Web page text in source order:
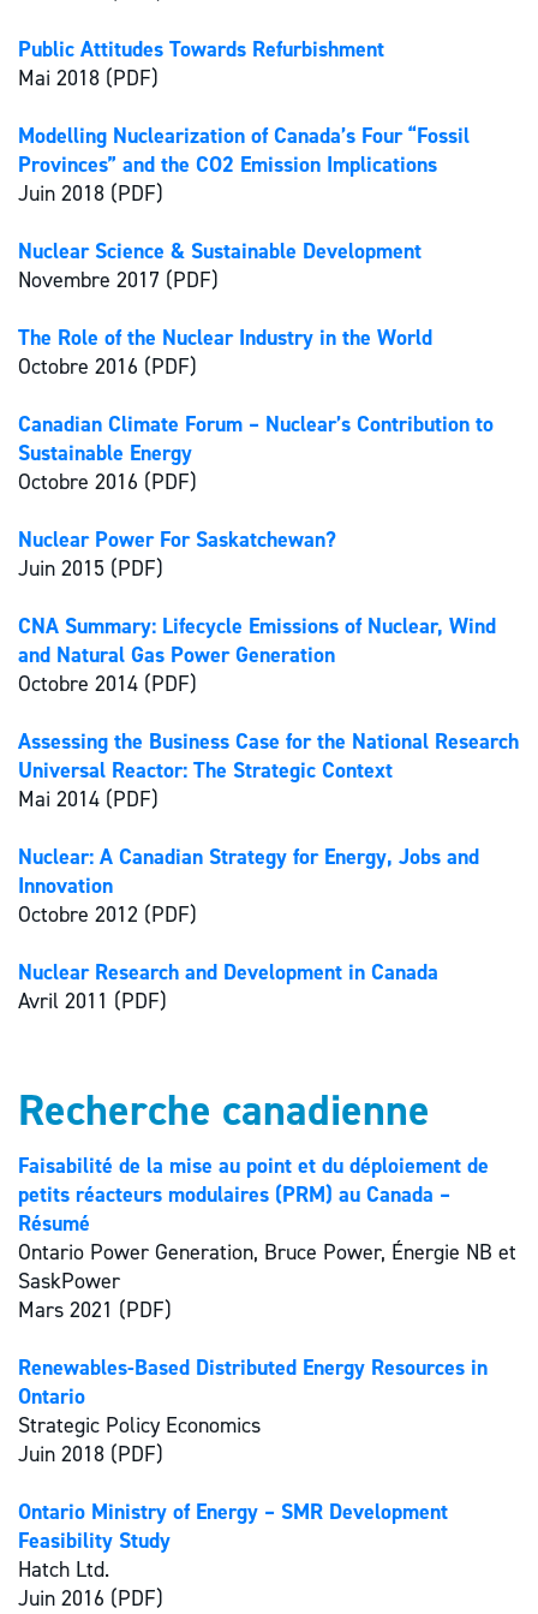
Public Attitudes Towards Refurbishment
Mai 2018 (PDF)
Modelling Nuclearization of Canada’s Four “Fossil
Provinces” and the CO2 Emission Implications
Juin 2018 (PDF)
Nuclear Science & Sustainable Development
Novembre 2017 (PDF)
The Role of the Nuclear Industry in the World
Octobre 2016 (PDF)
Canadian Climate Forum – Nuclear’s Contribution to
Sustainable Energy
Octobre 2016 (PDF)
Nuclear Power For Saskatchewan?
Juin 2015 (PDF)
CNA Summary: Lifecycle Emissions of Nuclear, Wind
and Natural Gas Power Generation
Octobre 2014 (PDF)
Assessing the Business Case for the National Research
Universal Reactor: The Strategic Context
Mai 2014 (PDF)
Nuclear: A Canadian Strategy for Energy, Jobs and
Innovation
Octobre 2012 (PDF)
Nuclear Research and Development in Canada
Avril 2011 (PDF)
Recherche canadienne
Faisabilité de la mise au point et du déploiement de
petits réacteurs modulaires (PRM) au Canada –
Résumé
Ontario Power Generation, Bruce Power, Énergie NB et
SaskPower
Mars 2021 (PDF)
Renewables-Based Distributed Energy Resources in
Ontario
Strategic Policy Economics
Juin 2018 (PDF)
Ontario Ministry of Energy – SMR Development
Feasibility Study
Hatch Ltd.
Juin 2016 (PDF)